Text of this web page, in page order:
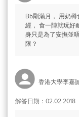
Bb剛滿月， 用奶
經， 食一陣就玩好
身只是為了安撫並
限？
香港大學李嘉
解答日期：02.02.2018